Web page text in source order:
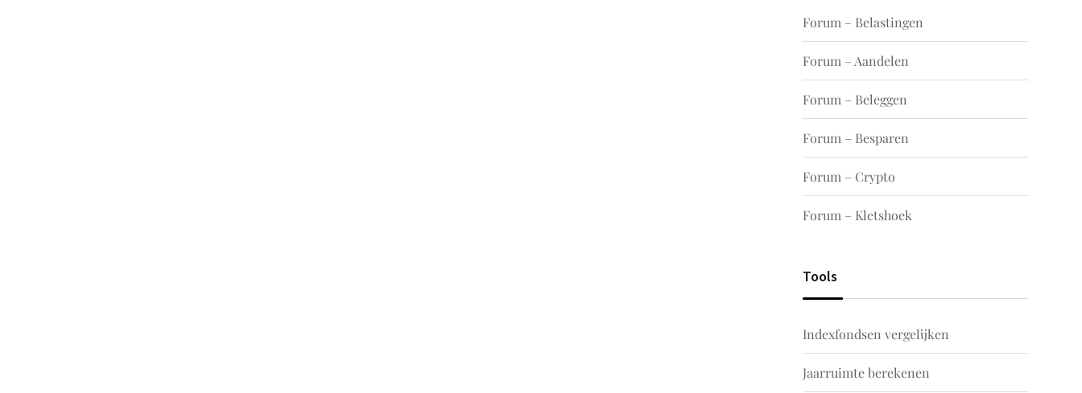
Forum – Belastingen
Forum – Aandelen
Forum – Beleggen
Forum – Besparen
Forum – Crypto
Forum – Kletshoek
Tools
Indexfondsen vergelijken
Jaarruimte berekenen